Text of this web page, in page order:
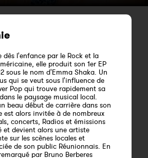
dès l'enfance par le Rock et la
elle produit son 1er EP
sous le nom d'Emma Shaka. Un
qui se veut sous l'influence de
Pop qui trouve rapidement sa
le paysage musical local.
beau début de carrière dans son
est alors invitée à de nombreux
concerts, Radios et émissions
et devient alors une artiste
sur les scènes locales et
de son public Réunionnais. En
par Bruno Berberes